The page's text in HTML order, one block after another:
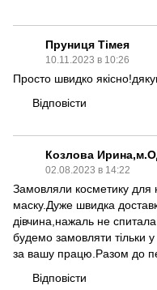
Пруниця Тімея
10.11.2023 в 10:26
Просто швидко
Відповісти
Козлова
02.08.2023 в 14:22
Замовляли косметику для
маску.Дуже швидка
дівчина,нажаль не
будемо замовляти
за вашу працю.Разом до
Відповісти